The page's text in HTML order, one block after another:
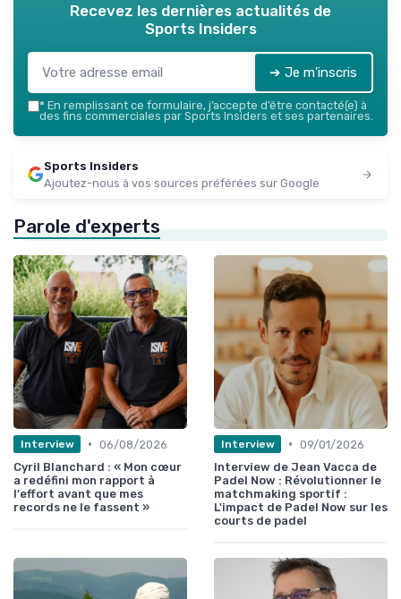
Recevez les dernières actualités de
Sports Insiders
➔ Je m'inscris
* En remplissant ce formulaire, j’accepte d’être contacté(e) à
des fins commerciales par Sports Insiders et ses partenaires.
Sports Insiders
Ajoutez-nous à vos sources préférées sur Google
Parole d'experts
Interview • 06/08/2026
Cyril Blanchard : « Mon cœur
a redéfini mon rapport à
l'effort avant que mes
records ne le fassent »
Interview • 09/01/2026
Interview de Jean Vacca de
Padel Now : Révolutionner le
matchmaking sportif :
L'impact de Padel Now sur les
courts de padel